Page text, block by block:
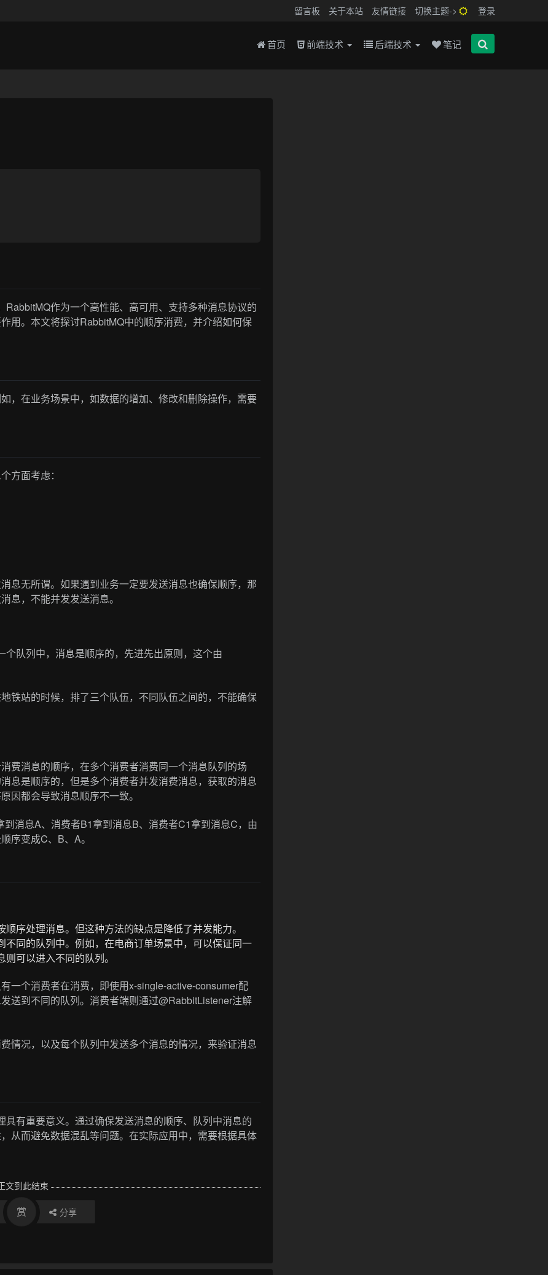
留言板 关于本站 友情链接 切换主题-> 登录
首页 前端技术 后端技术 笔记
作为一个高性能、高可用、支持多种消息协议的
用。本文将探讨RabbitMQ中的顺序消费，并介绍如何保
，在业务场景中，如数据的增加、修改和删除操作，需要
方面考虑：
息无所谓。如果遇到业务一定要发送消息也确保顺序，那
息，不能并发发送消息。
队列中，消息是顺序的，先进先出原则，这个由
铁站的时候，排了三个队伍，不同队伍之间的，不能确保
费消息的顺序，在多个消费者消费同一个消息队列的场
息是顺序的，但是多个消费者并发消费消息，获取的消息
因都会导致消息顺序不一致。
消息A、消费者B1拿到消息B、消费者C1拿到消息C，由
序变成C、B、A。
序处理消息。但这种方法的缺点是降低了并发能力。
同的队列中。例如，在电商订单场景中，可以保证同一
可以进入不同的队列。
一个消费者在消费，即使用x-single-active-consumer配
送到不同的队列。消费者端则通过@RabbitListener注解
情况，以及每个队列中发送多个消息的情况，来验证消息
有重要意义。通过确保发送消息的顺序、队列中消息的
从而避免数据混乱等问题。在实际应用中，需要根据具体
文到此结束
赏 分享